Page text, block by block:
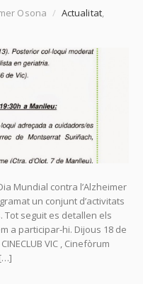
Osona / Actualitat,
Mundial contra l’Alzheimer
un conjunt d’activitats
seguit es detallen els
a participar-hi. Dijous 18 de
VIC , Cinefòrum